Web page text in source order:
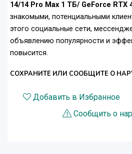
14/14 Pro Max 1 ТБ/ GeForce RTX
знакомыми, потенциальными
этого социальные сети,
объявлению популярности и
повысится.
СОХРАНИТЕ ИЛИ СООБЩИТЕ О
Добавить в Избранное
Сообщить о